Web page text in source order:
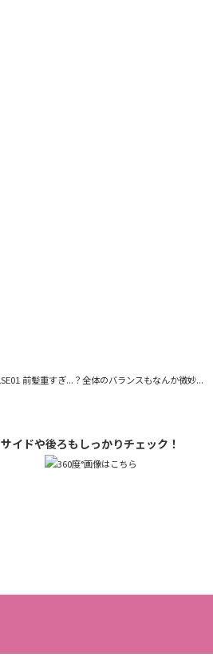
サイドや後ろもしっかりチェック！